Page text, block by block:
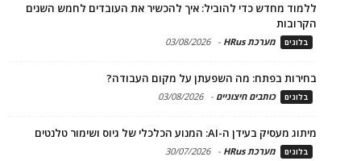
ללמוד מחדש כדי להוביל: איך להכשיר את העובדים לחמש השנים
הקרובות
בלוגים מערכת HRus -
03/08/2026
בחירות בפתח: מה השפעתן על מקום העבודה?
בלוגים כותבים חיצוניים -
03/08/2026
מיתוג מעסיק בעידן ה-AI: המנוע הכלכלי של גיוס ושימור טלנטים
בלוגים מערכת HRus -
30/07/2026